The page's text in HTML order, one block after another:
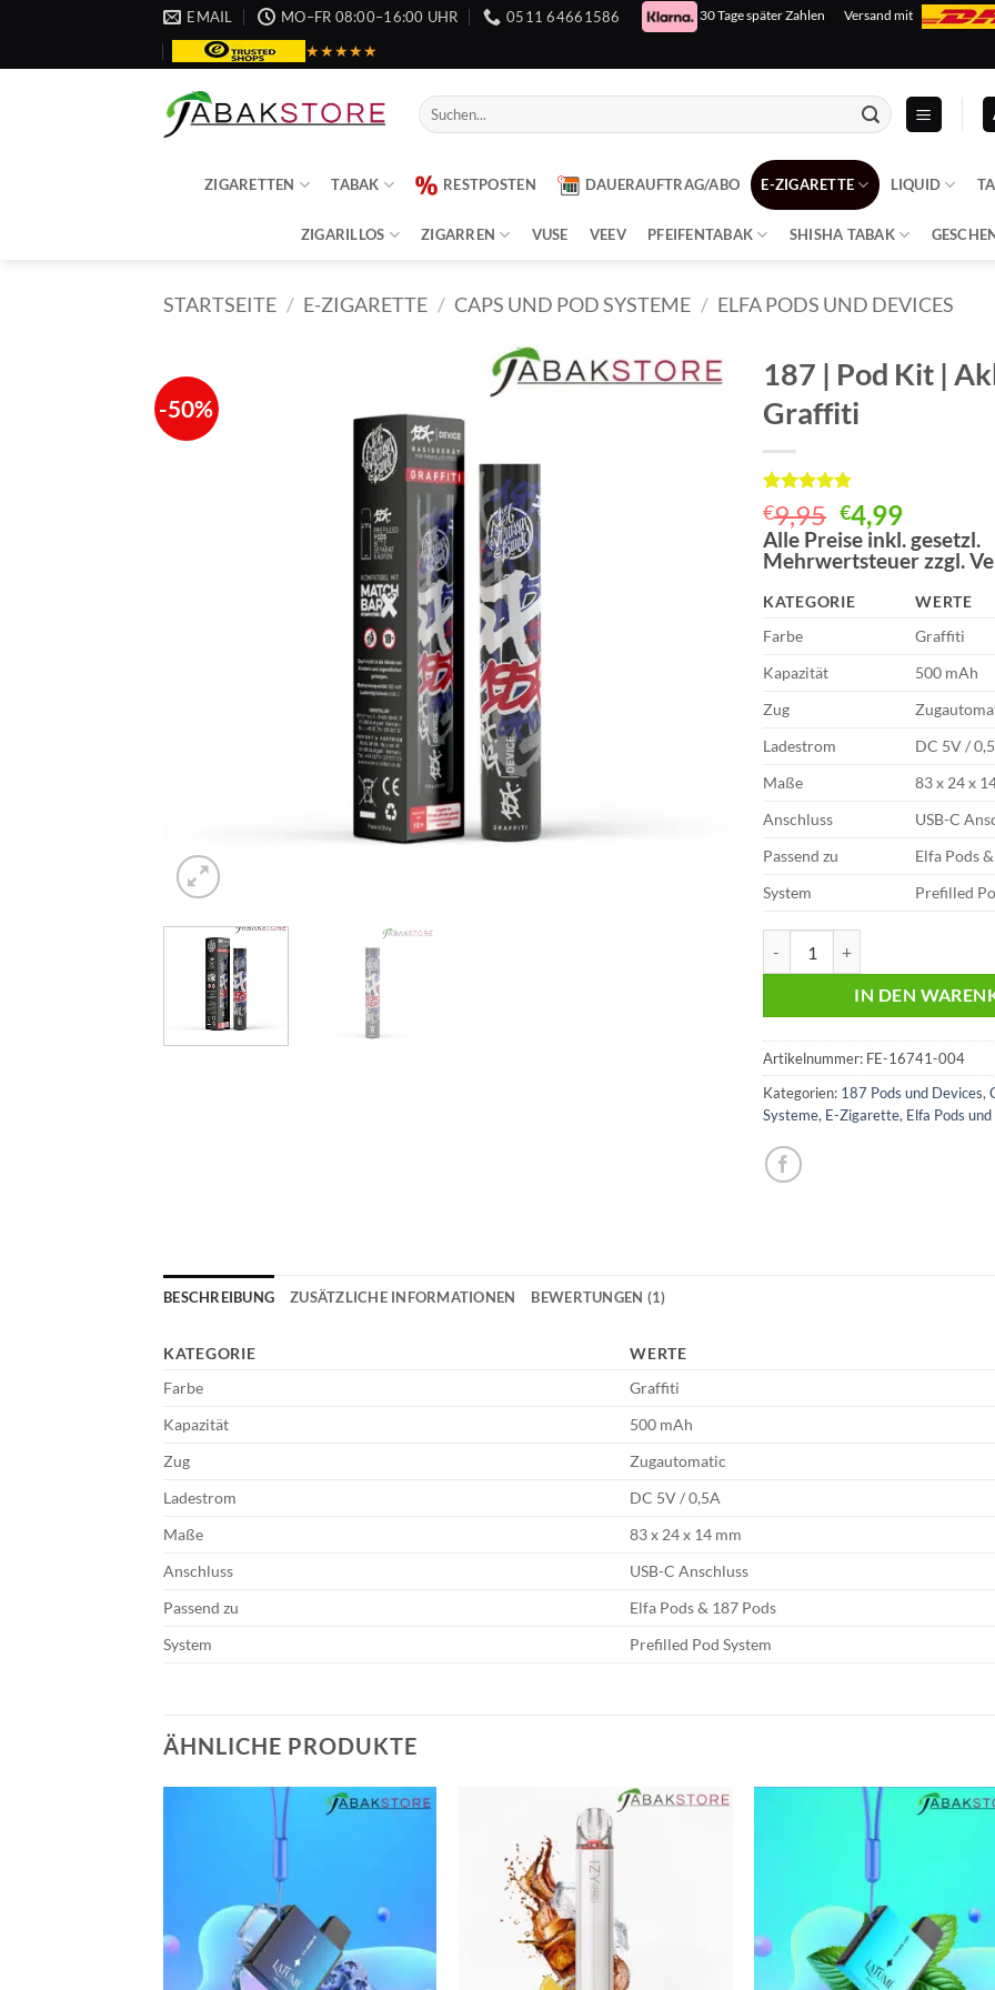
springen
EMAIL MO–FR 08:00–16:00 UHR 0511 64661586 30 Tage später Zahlen Versand mit
★★★★★
Suche
nach:
ZIGARETTEN TABAK RESTPOSTEN DAUERAUFTRAG/ABO E-ZIGARETTE LIQUID
ZIGARILLOS ZIGARREN VUSE VEEV PFEIFENTABAK SHISHA TABAK
STARTSEITE / E-ZIGARETTE / CAPS UND POD SYSTEME / ELFA PODS UND DEVICES
-50%
187 | Pod Kit |
Graffiti
Bewertet
mit5von
5, basierend
auf
1
€9,95
Preis
war:
€9,95
€4,99
Preis
ist:
€4,99.
Alle Preise inkl. gesetzl.
Mehrwertsteuer zzgl.
KATEGORIE
WERTE
Farbe
Graffiti
Kapazität
500 mAh
Zug
Ladestrom
DC 5V /
Maße
83 x 24 x
Anschluss
USB-C
Passend zu
Elfa Pods
System
Prefilled
IN DEN
Artikelnummer: FE-16741-004
Kategorien: 187 Pods und Devices,
Systeme, E-Zigarette, Elfa Pods
BESCHREIBUNG ZUSÄTZLICHE INFORMATIONEN BEWERTUNGEN (1)
KATEGORIE
WERTE
Farbe
Graffiti
Kapazität
500 mAh
Zug
Zugautomatic
Ladestrom
DC 5V / 0,5A
Maße
83 x 24 x 14 mm
Anschluss
USB-C Anschluss
Passend zu
Elfa Pods & 187 Pods
System
Prefilled Pod System
ÄHNLICHE PRODUKTE